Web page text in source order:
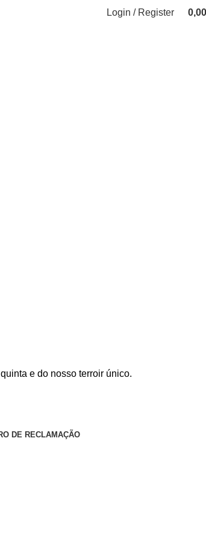
Login / Register 0,00
e do nosso terroir único.
DE RECLAMAÇÃO